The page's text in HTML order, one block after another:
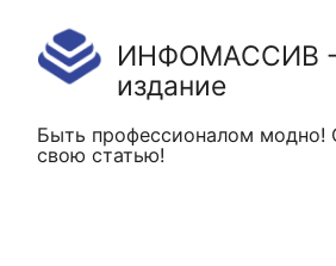
ИНФОМАССИВ -
издание
Быть профессионалом модно!
свою статью!